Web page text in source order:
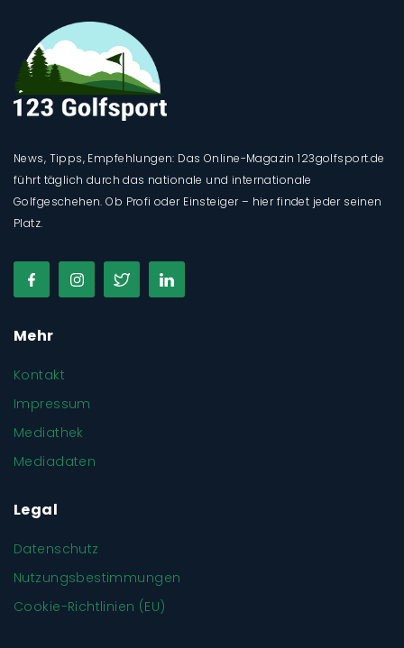
News, Tipps, Empfehlungen: Das Online-Magazin 123golfsport.de
führt täglich durch das nationale und internationale
Golfgeschehen. Ob Profi oder Einsteiger – hier findet jeder seinen
Platz.
Mehr
Kontakt
Impressum
Mediathek
Mediadaten
Legal
Datenschutz
Nutzungsbestimmungen
Cookie-Richtlinien (EU)